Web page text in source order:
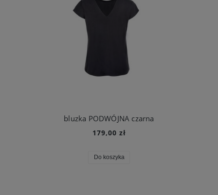
bluzka PODWÓJNA czarna
179,00 zł
Do koszyka